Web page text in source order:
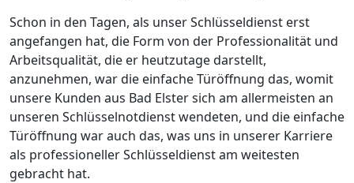
Schon in den Tagen, als unser Schlüsseldienst erst
angefangen hat, die Form von der Professionalität und
Arbeitsqualität, die er heutzutage darstellt,
anzunehmen, war die einfache Türöffnung das, womit
unsere Kunden aus Bad Elster sich am allermeisten an
unseren Schlüsselnotdienst wendeten, und die einfache
Türöffnung war auch das, was uns in unserer Karriere
als professioneller Schlüsseldienst am weitesten
gebracht hat.